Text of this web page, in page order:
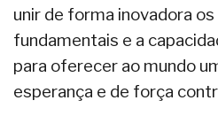
unir de forma inovadora
fundamentais e a
para oferecer ao mundo
esperança e de força